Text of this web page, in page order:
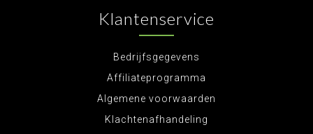
Klantenservice
Bedrijfsgegevens
Affiliateprogramma
Algemene voorwaarden
Klachtenafhandeling